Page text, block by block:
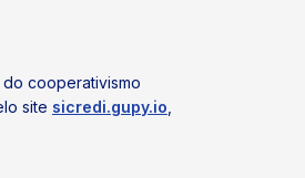
cooperativismo
site sicredi.gupy.io